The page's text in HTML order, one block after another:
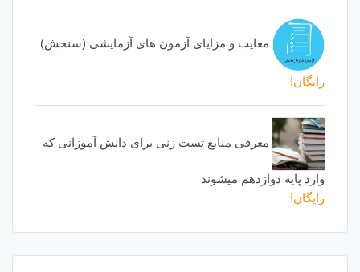
معایب و مزایای آزمون های آزمایشی (سنجش)
رایگان!
معرفی منابع تست زنی برای دانش آموزانی که
وارد پایه دوازدهم میشوند
رایگان!